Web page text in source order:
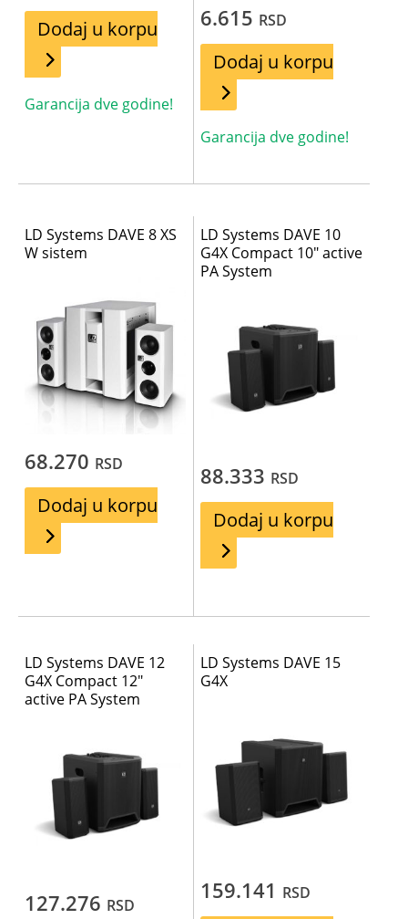
Dodaj u korpu
Garancija dve godine!
6.615 RSD
Dodaj u korpu
Garancija dve godine!
LD Systems DAVE 8 XS
W sistem
68.270 RSD
Dodaj u korpu
LD Systems DAVE 10
G4X Compact 10″ active
PA System
88.333 RSD
Dodaj u korpu
LD Systems DAVE 12
G4X Compact 12″
active PA System
127.276 RSD
LD Systems DAVE 15
G4X
159.141 RSD